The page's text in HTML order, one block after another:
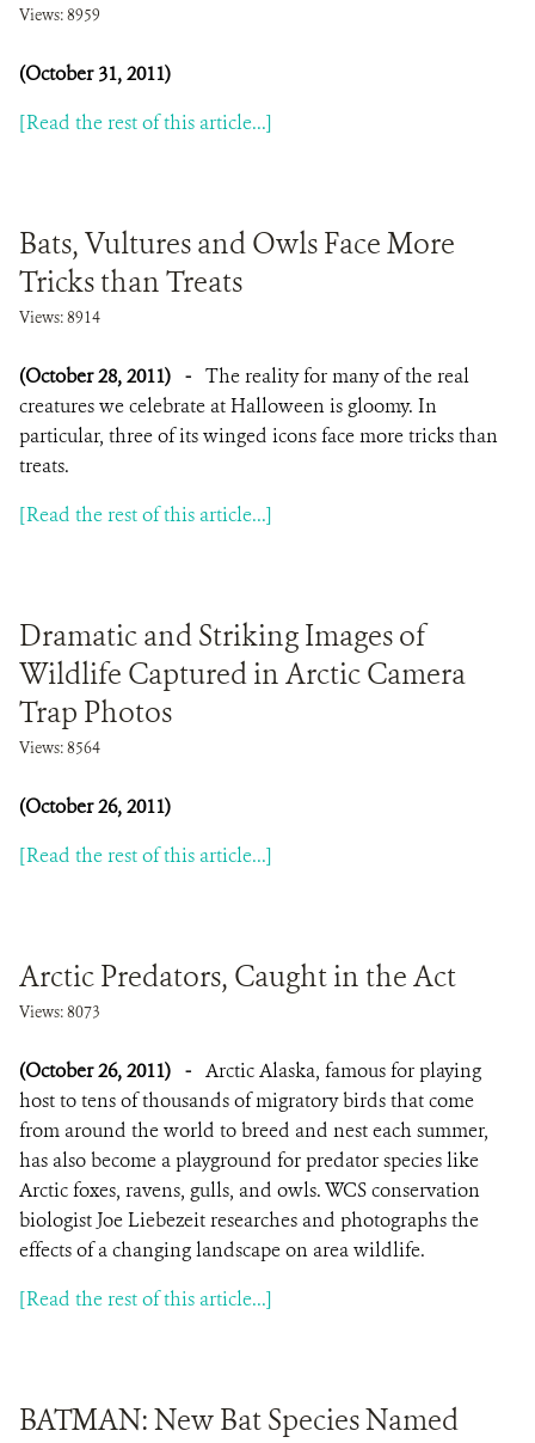
Views: 8959
(October 31, 2011)
[Read the rest of this article...]
Bats, Vultures and Owls Face More
Tricks than Treats
Views: 8914
(October 28, 2011) - The reality for many of the real
creatures we celebrate at Halloween is gloomy. In
particular, three of its winged icons face more tricks than
treats.
[Read the rest of this article...]
Dramatic and Striking Images of
Wildlife Captured in Arctic Camera
Trap Photos
Views: 8564
(October 26, 2011)
[Read the rest of this article...]
Arctic Predators, Caught in the Act
Views: 8073
(October 26, 2011) - Arctic Alaska, famous for playing
host to tens of thousands of migratory birds that come
from around the world to breed and nest each summer,
has also become a playground for predator species like
Arctic foxes, ravens, gulls, and owls. WCS conservation
biologist Joe Liebezeit researches and photographs the
effects of a changing landscape on area wildlife.
[Read the rest of this article...]
BATMAN: New Bat Species Named